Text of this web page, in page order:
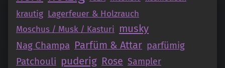
krautig Lagerfeuer & Holzrauch
Moschus / Musk / Kasturi musky
Nag Champa Parfüm & Attar parfümig
Patchouli puderig Rose Sampler